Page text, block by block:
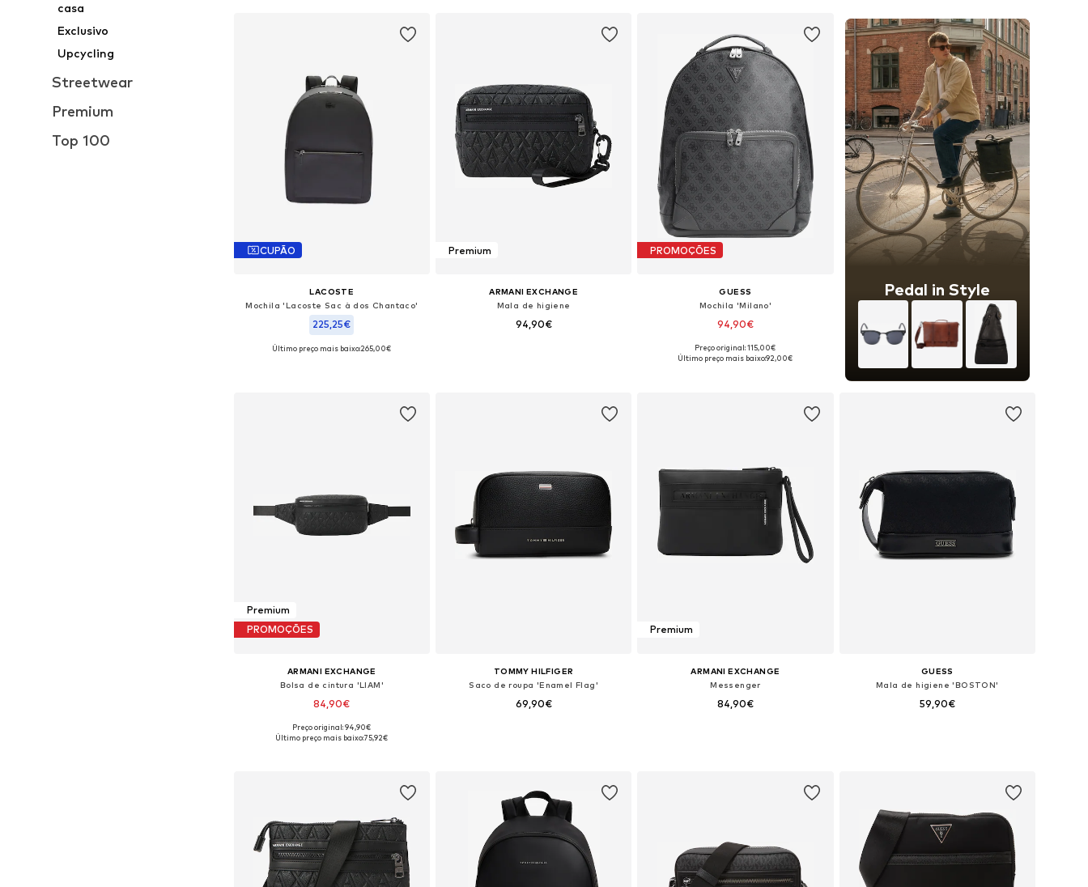
casa
Exclusivo
Upcycling
Streetwear
Premium
Top 100
CUPÃO
LACOSTE
Mochila 'Lacoste Sac à dos Chantaco'
225,25€
Tamanhos disponíveis: One Size
Último preço mais baixo:265,00€
Premium
ARMANI EXCHANGE
Mala de higiene
94,90€
PROMOÇÕES
GUESS
Mochila 'Milano'
94,90€
Tamanhos disponíveis: One Size
Preço original: 115,00€
Último preço mais baixo:92,00€
Pedal in Style
Premium
PROMOÇÕES
ARMANI EXCHANGE
Bolsa de cintura 'LIAM'
84,90€
Tamanhos disponíveis: One Size
Preço original: 94,90€
Último preço mais baixo:75,92€
TOMMY HILFIGER
Saco de roupa 'Enamel Flag'
69,90€
Premium
ARMANI EXCHANGE
Messenger
84,90€
GUESS
Mala de higiene 'BOSTON'
59,90€